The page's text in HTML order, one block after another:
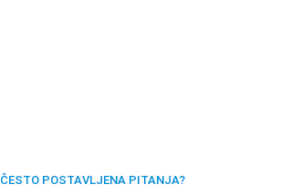
ČESTO POSTAVLJENA PITANJA?